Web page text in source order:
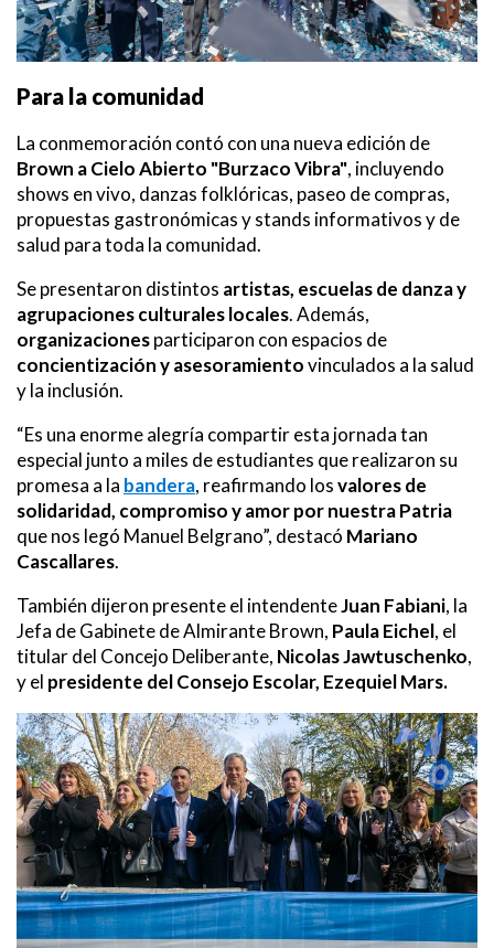
Para la comunidad
La conmemoración contó con una nueva edición de
Brown a Cielo Abierto "Burzaco Vibra", incluyendo
shows en vivo, danzas folklóricas, paseo de compras,
propuestas gastronómicas y stands informativos y de
salud para toda la comunidad.
Se presentaron distintos artistas, escuelas de danza y
agrupaciones culturales locales. Además,
organizacionesparticiparon con espacios de
concientización y asesoramientovinculados a la salud
y la inclusión.
“Es una enorme alegría compartir esta jornada tan
especial junto a miles de estudiantes que realizaron su
promesa a la bandera, reafirmando losvalores de
solidaridad, compromiso y amor por nuestra Patria
que nos legó Manuel Belgrano”, destacó Mariano
Cascallares.
También dijeron presente el intendenteJuan Fabiani, la
Jefa de Gabinete de Almirante Brown, Paula Eichel, el
titular del Concejo Deliberante, Nicolas Jawtuschenko,
y el presidente del Consejo Escolar, Ezequiel Mars.